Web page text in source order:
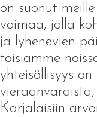
on suonut
voimaa, jolla
ja lyhenevien
toisiamme
yhteisöllisyys
Karjalaisiin